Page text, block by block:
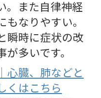
。また自律神経
なりやすい。
瞬時に症状の改
多いです。
心臓、肺などと
はこちら